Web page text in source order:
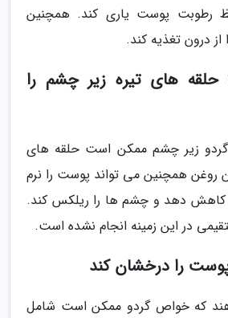
رطوبت پوست یاری کند. همچنین
درون تغذیه کند.
حلقه های تیره زیر چشم را
گردو زیر چشم ممکن است حلقه های
روغن همچنین می تواند پوست را نرم
کاهش دهد و چشم ها را ریلکس کند.
در این زمینه انجام نشده است.
که خواص گردو ممکن است شامل